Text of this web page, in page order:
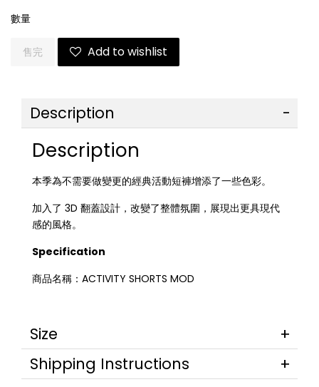
數量
售完 Add to wishlist
Description
Description
本季為不需要做變更的經典活動短褲增添了一些色彩。
加入了 3D 翻蓋設計，改變了整體氛圍，展現出更具現代
感的風格。
Specification
商品名稱：ACTIVITY SHORTS MOD
Size
Shipping Instructions